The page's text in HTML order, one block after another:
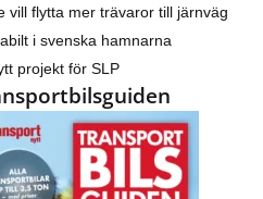
vill flytta mer trävaror till järnväg
i svenska hamnarna
projekt för SLP